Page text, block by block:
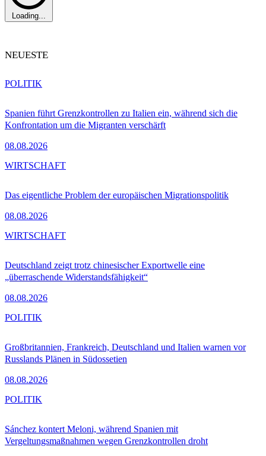
Loading...
NEUESTE
Spanien führt Grenzkontrollen zu Italien ein, während sich die
Konfrontation um die Migranten verschärft
08.08.2026
POLITIK
Das eigentliche Problem der europäischen Migrationspolitik
08.08.2026
WIRTSCHAFT
Deutschland zeigt trotz chinesischer Exportwelle eine
„überraschende Widerstandsfähigkeit“
08.08.2026
WIRTSCHAFT
Großbritannien, Frankreich, Deutschland und Italien warnen vor
Russlands Plänen in Südossetien
08.08.2026
POLITIK
Sánchez kontert Meloni, während Spanien mit
Vergeltungsmaßnahmen wegen Grenzkontrollen droht
POLITIK